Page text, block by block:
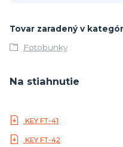
Tovar zaradený v
Fotobunky
Na stiahnutie
KEY FT-41
KEY FT-42